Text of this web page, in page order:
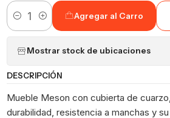
Cantidad
Agregar al Carro
Mostrar stock de ubicaciones
DESCRIPCIÓN
Mueble Meson con cubierta de
durabilidad, resistencia a manchas y